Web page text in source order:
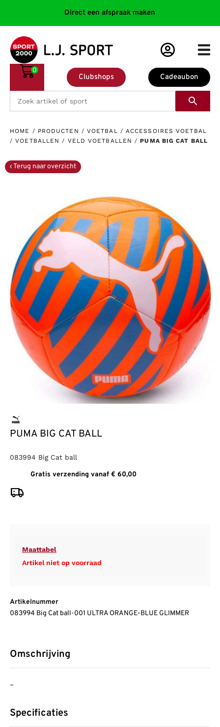
Direct een afspraak maken
Cadeaubon
Clubshops
0
HOME / PRODUCTEN / VOETBAL / ACCESSOIRES VOETBAL
/VOETBALLEN / VELD VOETBALLEN /PUMA BIG CAT BALL
PUMA BIG CAT BALL
083994 Big Cat ball
Gratis verzending vanaf € 60,00
Maattabel
Artikel niet op voorraad
Artikelnummer
083994 Big Cat ball-001 ULTRA ORANGE-BLUE GLIMMER
Omschrijving
–
Specificaties